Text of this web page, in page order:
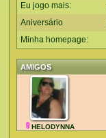
Eu jogo mais:
Aniversário
Minha homepage:
AMIGOS
HELODYNNA